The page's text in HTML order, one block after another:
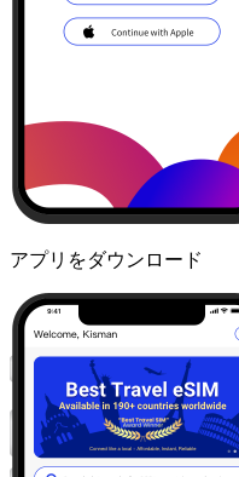
アプリをダウンロード